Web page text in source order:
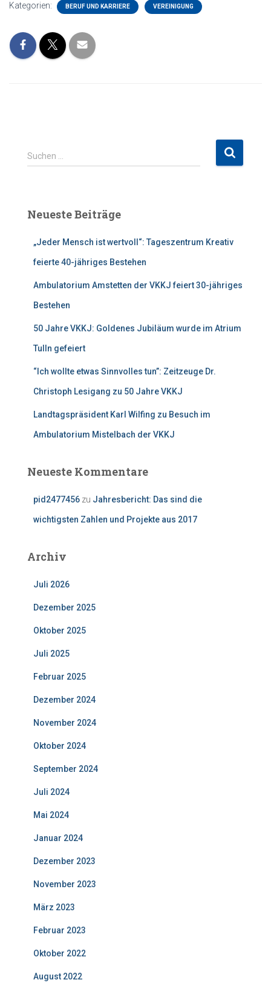
Kategorien: BERUF UND KARRIERE VEREINIGUNG
S
u
n
Suchen …
Neueste Beiträge
„Jeder Mensch ist wertvoll“: Tageszentrum Kreativ
feierte 40-jähriges Bestehen
Ambulatorium Amstetten der VKKJ feiert 30-jähriges
Bestehen
50 Jahre VKKJ: Goldenes Jubiläum wurde im Atrium
Tulln gefeiert
“Ich wollte etwas Sinnvolles tun”: Zeitzeuge Dr.
Christoph Lesigang zu 50 Jahre VKKJ
Landtagspräsident Karl Wilfing zu Besuch im
Ambulatorium Mistelbach der VKKJ
Neueste Kommentare
pid2477456 zu Jahresbericht: Das sind die
wichtigsten Zahlen und Projekte aus 2017
Archiv
Juli 2026
Dezember 2025
Oktober 2025
Juli 2025
Februar 2025
Dezember 2024
November 2024
Oktober 2024
September 2024
Juli 2024
Mai 2024
Januar 2024
Dezember 2023
November 2023
März 2023
Februar 2023
Oktober 2022
August 2022